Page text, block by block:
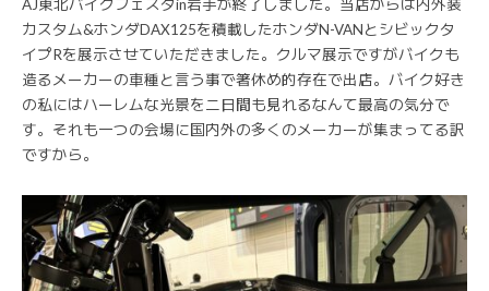
AJ東北バイクフェスタin岩手が終了しました。当店からは内外装
カスタム&ホンダDAX125を積載したホンダN-VANとシビックタ
イプRを展示させていただきました。クルマ展示ですがバイクも
造るメーカーの車種と言う事で箸休め的存在で出店。バイク好き
の私にはハーレムな光景を二日間も見れるなんて最高の気分で
す。それも一つの会場に国内外の多くのメーカーが集まってる訳
ですから。